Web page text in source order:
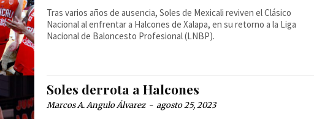
Tras varios años de ausencia, Soles de Mexicali reviven el Clásico
Nacional al enfrentar a Halcones de Xalapa, en su retorno a la Liga
Nacional de Baloncesto Profesional (LNBP).
Soles derrota a Halcones
Marcos A. Angulo Álvarez - agosto 25, 2023